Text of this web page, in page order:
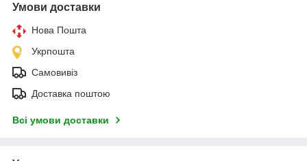
Умови доставки
Нова Пошта
Укрпошта
Самовивіз
Доставка поштою
Всі умови доставки